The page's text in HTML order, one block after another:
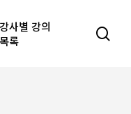
강사별 강의
목록